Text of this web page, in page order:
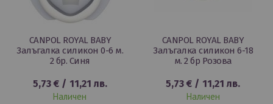
CANPOL ROYAL BABY
Залъгалка силикон 0-6 м.
2 бр. Синя
5,73 €/ 11,21 лв.
Наличен
CANPOL ROYAL BABY
Залъгалка силикон 6-18
м. 2 бр Розова
5,73 € / 11,21 лв.
Наличен